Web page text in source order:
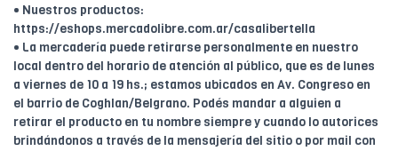
• Nuestros productos:
https://eshops.mercadolibre.com.ar/casalibertella
• La mercadería puede retirarse personalmente en nuestro
local dentro del horario de atención al público, que es de lunes
a viernes de 10 a 19 hs.; estamos ubicados en Av. Congreso en
el barrio de Coghlan/Belgrano. Podés mandar a alguien a
retirar el producto en tu nombre siempre y cuando lo autorices
brindándonos a través de la mensajería del sitio o por mail con